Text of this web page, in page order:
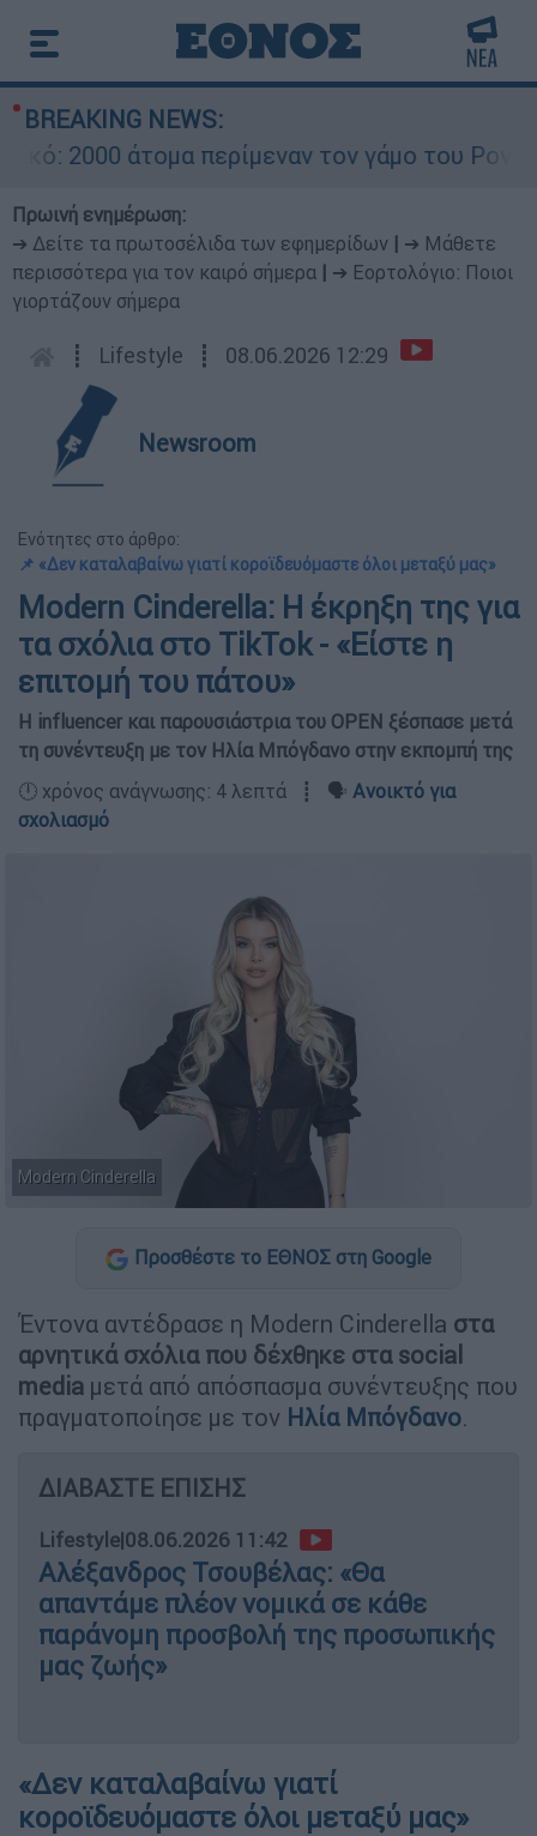
BREAKING NEWS:
2000 άτομα περίμεναν τον γάμο του
Πρωινή ενημέρωση:
➔ Δείτε τα πρωτοσέλιδα των εφημερίδων
➔ Μάθετε
περισσότερα για τον καιρό σήμερα
➔ Εορτολόγιο: Ποιοι
γιορτάζουν σήμερα
┋ Lifestyle ┋ 08.06.2026 12:29
Newsroom
Ενότητες στο άρθρο:
📌 «Δεν καταλαβαίνω γιατί κοροϊδευόμαστε όλοι μεταξύ μας»
Modern Cinderella: Η έκρηξη της για
τα σχόλια στο TikTok - «Είστε η
επιτομή του πάτου»
Η influencer και παρουσιάστρια του OPEN ξέσπασε μετά
τη συνέντευξη με τον Ηλία Μπόγδανο στην εκπομπή της
🕛 χρόνος ανάγνωσης: 4 λεπτά ┋ 🗣️ Ανοικτό για
σχολιασμό
Modern Cinderella
Προσθέστε το ΕΘΝΟΣ στη Google
Έντονα αντέδρασε η Modern Cinderella στα
αρνητικά σχόλια που δέχθηκε στα social
media μετά από απόσπασμα συνέντευξης που
πραγματοποίησε με τον Ηλία Μπόγδανο.
ΔΙΑΒΑΣΤΕ ΕΠΙΣΗΣ
Lifestyle|08.06.2026 11:42
Αλέξανδρος Τσουβέλας: «Θα
απαντάμε πλέον νομικά σε κάθε
παράνομη προσβολή της προσωπικής
μας ζωής»
«Δεν καταλαβαίνω γιατί
κοροϊδευόμαστε όλοι μεταξύ μας»